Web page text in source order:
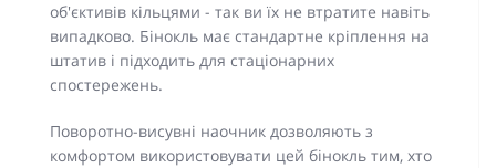
об'єктивів кільцями - так ви їх не втратите навіть
випадково. Бінокль має стандартне кріплення на
штатив і підходить для стаціонарних
спостережень.
Поворотно-висувні наочник дозволяють з
комфортом використовувати цей бінокль тим, хто